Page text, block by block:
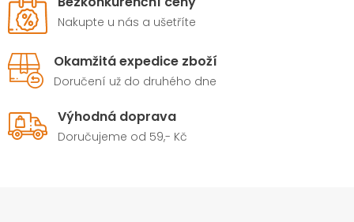
Nakupte u nás a ušetříte
Okamžitá expedice zboží
Doručení už do druhého dne
Výhodná doprava
Doručujeme od 59,- Kč